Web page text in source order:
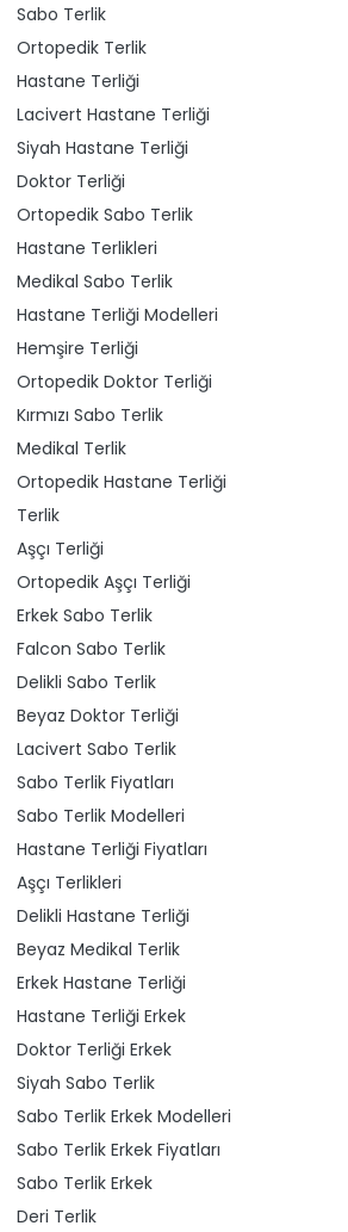
Sabo Terlik
Ortopedik Terlik
Hastane Terliği
Lacivert Hastane Terliği
Siyah Hastane Terliği
Doktor Terliği
Ortopedik Sabo Terlik
Hastane Terlikleri
Medikal Sabo Terlik
Hastane Terliği Modelleri
Hemşire Terliği
Ortopedik Doktor Terliği
Kırmızı Sabo Terlik
Medikal Terlik
Ortopedik Hastane Terliği
Terlik
Aşçı Terliği
Ortopedik Aşçı Terliği
Erkek Sabo Terlik
Falcon Sabo Terlik
Delikli Sabo Terlik
Beyaz Doktor Terliği
Lacivert Sabo Terlik
Sabo Terlik Fiyatları
Sabo Terlik Modelleri
Hastane Terliği Fiyatları
Aşçı Terlikleri
Delikli Hastane Terliği
Beyaz Medikal Terlik
Erkek Hastane Terliği
Hastane Terliği Erkek
Doktor Terliği Erkek
Siyah Sabo Terlik
Sabo Terlik Erkek Modelleri
Sabo Terlik Erkek Fiyatları
Sabo Terlik Erkek
Deri Terlik